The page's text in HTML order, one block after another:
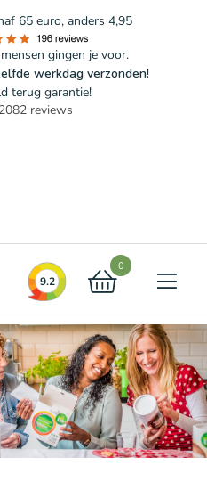
65 euro, anders 4,95
mensen gingen je voor.
werkdag verzonden!
terug garantie!
2082reviews
9.2
0